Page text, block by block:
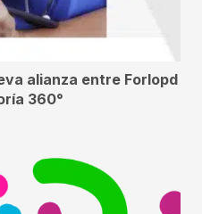
alianza entre Forlopd
360°